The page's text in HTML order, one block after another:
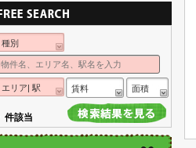
種別
エリア| 駅 賃料 面積
件該当